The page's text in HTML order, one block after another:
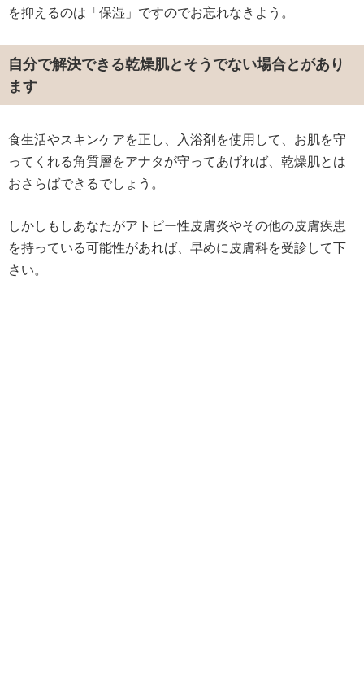
を抑えるのは「保湿」ですのでお忘れなきよう。
自分で解決できる乾燥肌とそうでない場合とがあり
ます
食生活やスキンケアを正し、入浴剤を使用して、お肌を守
ってくれる角質層をアナタが守ってあげれば、乾燥肌とは
おさらばできるでしょう。
しかしもしあなたがアトピー性皮膚炎やその他の皮膚疾患
を持っている可能性があれば、早めに皮膚科を受診して下
さい。